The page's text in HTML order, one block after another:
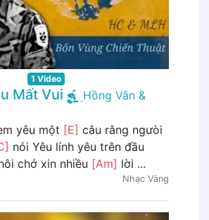
1 Video
Mất Vui
Hồng Vân &
yêu một [E] câu rằng ngưòi
nói Yêu lính yêu trên đầu
chớ xin nhiều [Am] lời ...
Nhạc Vàng